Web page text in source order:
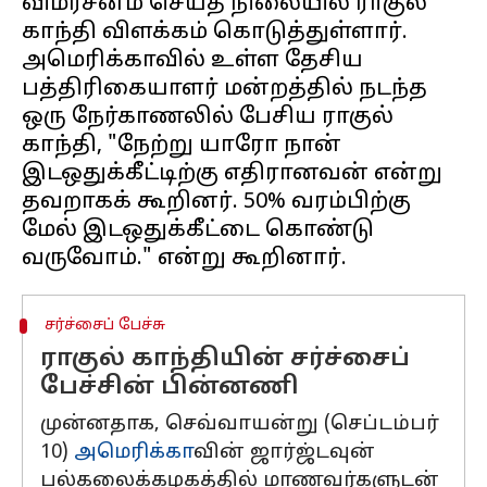
காந்தி விளக்கம் கொடுத்துள்ளார்.
அமெரிக்காவில் உள்ள தேசிய
பத்திரிகையாளர் மன்றத்தில் நடந்த
ஒரு நேர்காணலில் பேசிய ராகுல்
காந்தி, "நேற்று யாரோ நான்
இடஒதுக்கீட்டிற்கு எதிரானவன் என்று
தவறாகக் கூறினர். 50% வரம்பிற்கு
மேல் இடஒதுக்கீட்டை கொண்டு
சர்ச்சைப் பேச்சு
ராகுல் காந்தியின் சர்ச்சைப்
பேச்சின் பின்னணி
முன்னதாக, செவ்வாயன்று (செப்டம்பர்
10) அமெரிக்காவின் ஜார்ஜ்டவுன்
பல்கலைக்கழகத்தில் மாணவர்களுடன்